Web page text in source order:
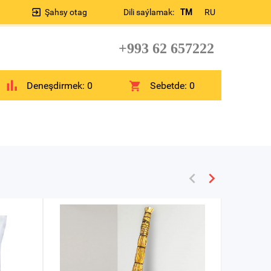
Dili saýlamak: TM RU
Şahsy otag
+993 62 657222
Deneşdirmek: 0 Sebetde:0